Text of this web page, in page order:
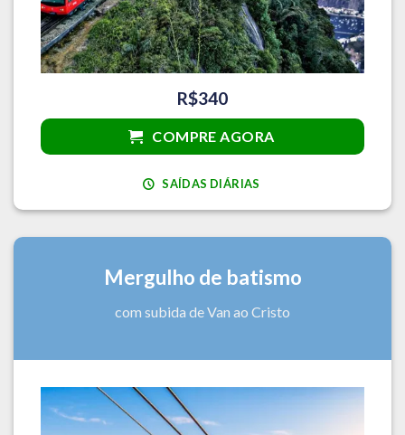
R$340
COMPRE AGORA
SAÍDAS DIÁRIAS
Mergulho de batismo
com subida de Van ao Cristo